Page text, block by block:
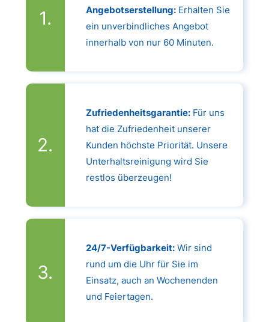
Angebotserstellung:Erhalten Sie
ein unverbindliches Angebot
innerhalb von nur 60 Minuten.
Zufriedenheitsgarantie:Für uns
hat die Zufriedenheit unserer
Kunden höchste Priorität. Unsere
Unterhaltsreinigung wird Sie
restlos überzeugen!
24/7-Verfügbarkeit:Wir sind
rund um die Uhr für Sie im
Einsatz, auch an Wochenenden
und Feiertagen.